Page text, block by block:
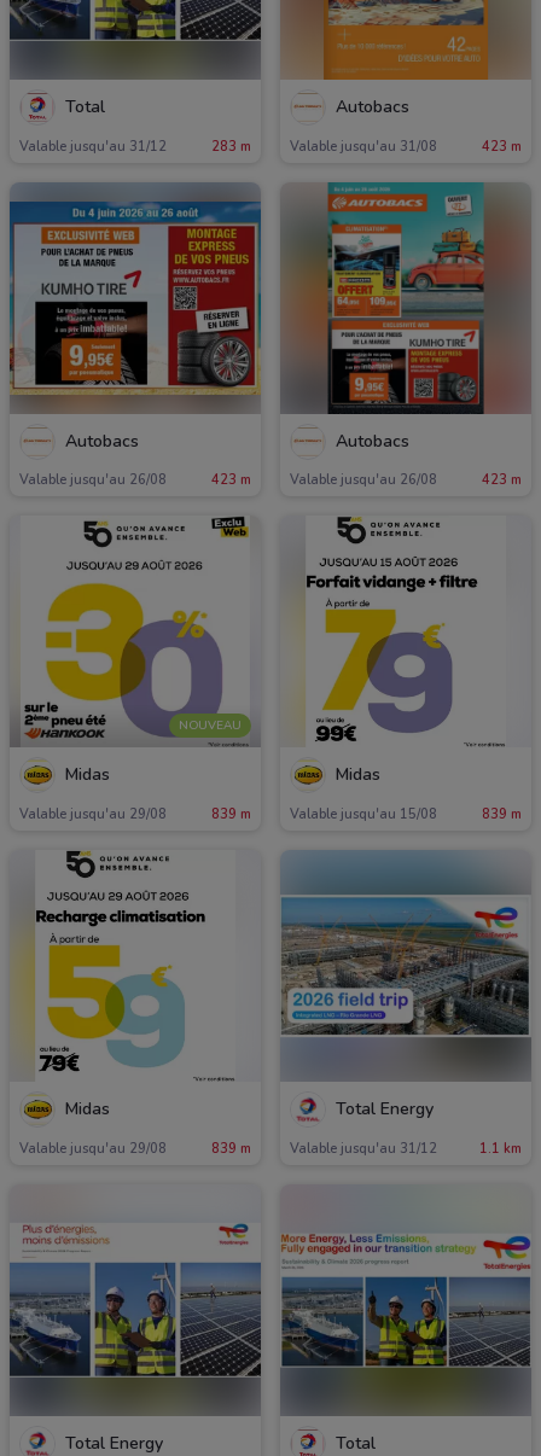
Total
Valable jusqu'au 31/12 283 m
Autobacs
Valable jusqu'au 31/08 423 m
Autobacs
Valable jusqu'au 26/08 423 m
Autobacs
Valable jusqu'au 26/08 423 m
NOUVEAU
Midas
Valable jusqu'au 29/08 839 m
Midas
Valable jusqu'au 15/08 839 m
Midas
Valable jusqu'au 29/08 839 m
Total Energy
Valable jusqu'au 31/12 1.1 km
Total Energy Total